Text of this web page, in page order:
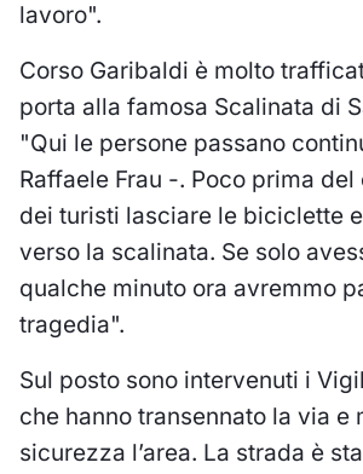
lavoro".
Corso Garibaldi è molto
porta alla famosa Scalinata di
"Qui le persone passano
Raffaele Frau -. Poco prima
dei turisti lasciare le biciclette
verso la scalinata. Se solo
qualche minuto ora avremmo
tragedia".
Sul posto sono intervenuti i
che hanno transennato la via e
sicurezza l’area. La strada è